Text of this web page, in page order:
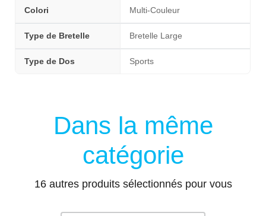
Colori Multi-Couleur
Type de Bretelle Bretelle Large
Type de Dos Sports
Dans la même
catégorie
16 autres produits sélectionnés pour vous